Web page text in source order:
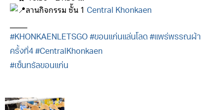
ลานกิจกรรม ชั้น 1 Central Khonkaen
#KHONKAENLETSGO #ขอนแก่นแล่นโลด #แพร่พรรณผ้า
ครั้งที่4 #CentralKhonkaen
#เซ็นทรัลขอนแก่น